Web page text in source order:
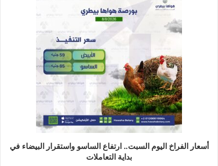
أسعار الفراخ اليوم السبت.. ارتفاع الساسو واستقرار البيضاء في
بداية التعاملات